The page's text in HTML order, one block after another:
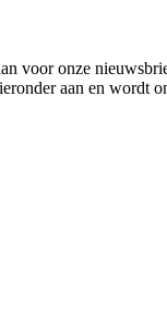
voor onze
aan en wordt